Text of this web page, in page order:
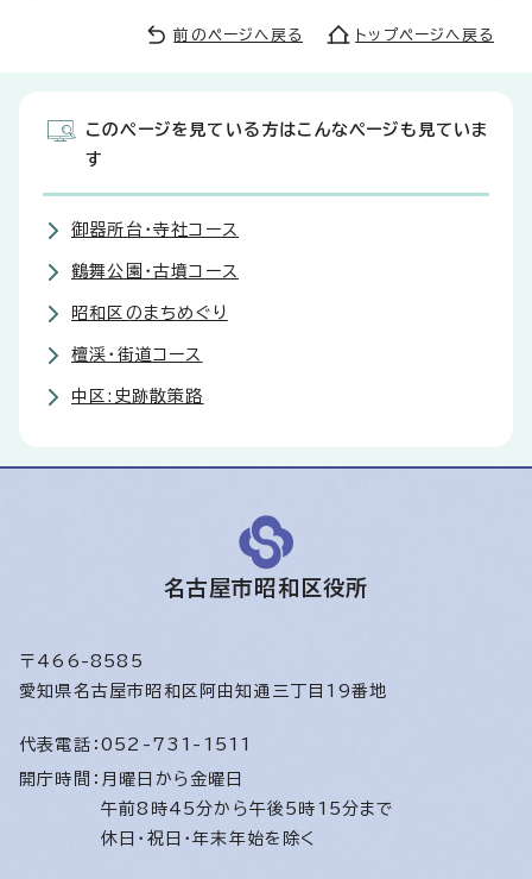
前のページへ戻る トップページへ戻る
このページを見ている方はこんなページも見ていま
す
御器所台・寺社コース
鶴舞公園・古墳コース
昭和区のまちめぐり
檀渓・街道コース
中区:史跡散策路
名古屋市昭和区役所
〒466-8585
愛知県名古屋市昭和区阿由知通三丁目19番地
代表電話： 052-731-1511
開庁時間： 月曜日から金曜日
午前8時45分から午後5時15分まで
休日・祝日・年末年始を除く